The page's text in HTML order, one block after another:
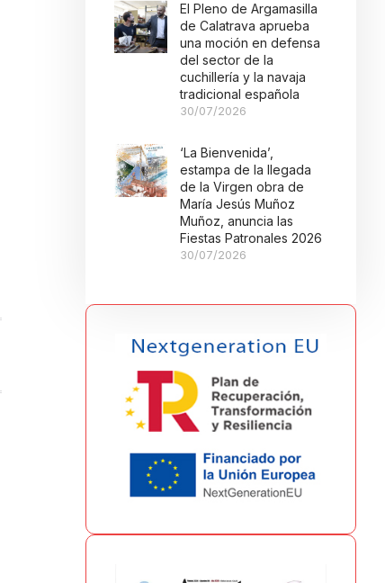
El Pleno de Argamasilla
de Calatrava aprueba
una moción en defensa
del sector de la
cuchillería y la navaja
tradicional española
30/07/2026
‘La Bienvenida’,
estampa de la llegada
de la Virgen obra de
María Jesús Muñoz
Muñoz, anuncia las
Fiestas Patronales 2026
30/07/2026